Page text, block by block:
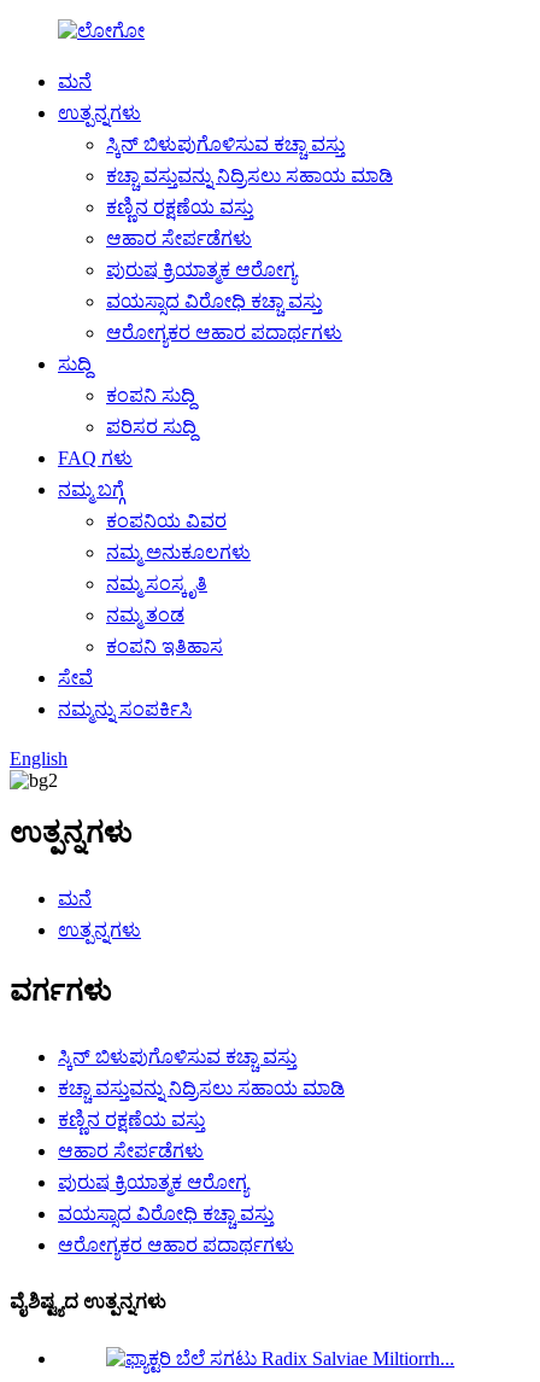
ಮನೆ
ಉತ್ಪನ್ನಗಳು
ಸ್ಕಿನ್ ಬಿಳುಪುಗೊಳಿಸುವ ಕಚ್ಚಾ ವಸ್ತು
ಕಚ್ಚಾ ವಸ್ತುವನ್ನು ನಿದ್ರಿಸಲು ಸಹಾಯ ಮಾಡಿ
ಕಣ್ಣಿನ ರಕ್ಷಣೆಯ ವಸ್ತು
ಆಹಾರ ಸೇರ್ಪಡೆಗಳು
ಪುರುಷ ಕ್ರಿಯಾತ್ಮಕ ಆರೋಗ್ಯ
ವಯಸ್ಸಾದ ವಿರೋಧಿ ಕಚ್ಚಾ ವಸ್ತು
ಆರೋಗ್ಯಕರ ಆಹಾರ ಪದಾರ್ಥಗಳು
ಸುದ್ದಿ
ಕಂಪನಿ ಸುದ್ದಿ
ಪರಿಸರ ಸುದ್ದಿ
FAQ ಗಳು
ನಮ್ಮ ಬಗ್ಗೆ
ಕಂಪನಿಯ ವಿವರ
ನಮ್ಮ ಅನುಕೂಲಗಳು
ನಮ್ಮ ಸಂಸ್ಕೃತಿ
ನಮ್ಮ ತಂಡ
ಕಂಪನಿ ಇತಿಹಾಸ
ಸೇವೆ
ನಮ್ಮನ್ನು ಸಂಪರ್ಕಿಸಿ
English
ಉತ್ಪನ್ನಗಳು
ಮನೆ
ಉತ್ಪನ್ನಗಳು
ವರ್ಗಗಳು
ಸ್ಕಿನ್ ಬಿಳುಪುಗೊಳಿಸುವ ಕಚ್ಚಾ ವಸ್ತು
ಕಚ್ಚಾ ವಸ್ತುವನ್ನು ನಿದ್ರಿಸಲು ಸಹಾಯ ಮಾಡಿ
ಕಣ್ಣಿನ ರಕ್ಷಣೆಯ ವಸ್ತು
ಆಹಾರ ಸೇರ್ಪಡೆಗಳು
ಪುರುಷ ಕ್ರಿಯಾತ್ಮಕ ಆರೋಗ್ಯ
ವಯಸ್ಸಾದ ವಿರೋಧಿ ಕಚ್ಚಾ ವಸ್ತು
ಆರೋಗ್ಯಕರ ಆಹಾರ ಪದಾರ್ಥಗಳು
ವೈಶಿಷ್ಟ್ಯದ ಉತ್ಪನ್ನಗಳು